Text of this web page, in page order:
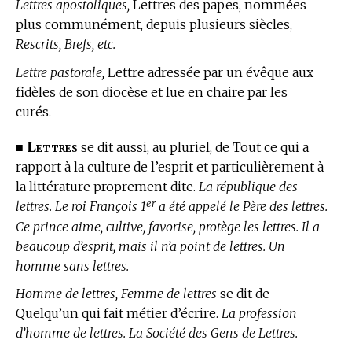
Lettres apostoliques, Lettres des papes, nommées
plus communément, depuis plusieurs siècles,
Rescrits, Brefs, etc.
Lettre pastorale, Lettre adressée par un évêque aux
fidèles de son diocèse et lue en chaire par les
curés.
■ Lettres se dit aussi, au pluriel, de Tout ce qui a
rapport à la culture de l’esprit et particulièrement à
la littérature proprement dite. La république des
lettres. Le roi François 1era été appelé le Père des lettres.
Ce prince aime, cultive, favorise, protège les lettres. Il a
beaucoup d’esprit, mais il n’a point de lettres. Un
homme sans lettres.
Homme de lettres, Femme de lettres se dit de
Quelqu’un qui fait métier d’écrire. La profession
d’homme de lettres. La Société des Gens de Lettres.